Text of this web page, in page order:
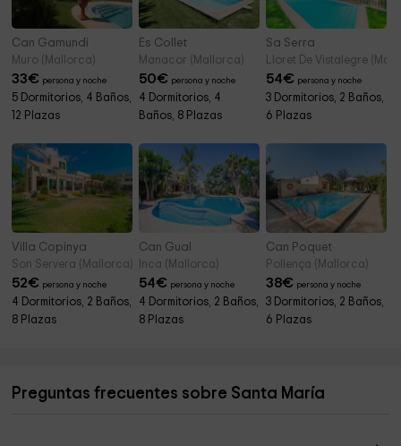
Can Gamundi
Muro (Mallorca)
33€ persona y noche
5 Dormitorios, 4 Baños,
12 Plazas
Es Collet
Manacor (Mallorca)
50€ persona y noche
4 Dormitorios, 4
Baños, 8 Plazas
Sa Serra
Lloret De Vistalegre
54€ persona y noche
3 Dormitorios, 2 Baños,
6 Plazas
Villa Copinya
Son Servera (Mallorca)
52€ persona y noche
4 Dormitorios, 2 Baños,
8 Plazas
Can Gual
Inca (Mallorca)
54€ persona y noche
4 Dormitorios, 2 Baños,
8 Plazas
Can Poquet
Pollença (Mallorca)
38€ persona y noche
3 Dormitorios, 2 Baños,
6 Plazas
Preguntas frecuentes sobre Santa María